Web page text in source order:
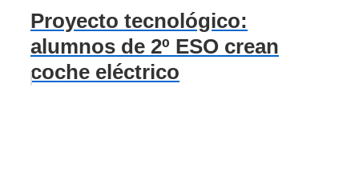
Proyecto tecnológico:
alumnos de 2º ESO crean
coche eléctrico